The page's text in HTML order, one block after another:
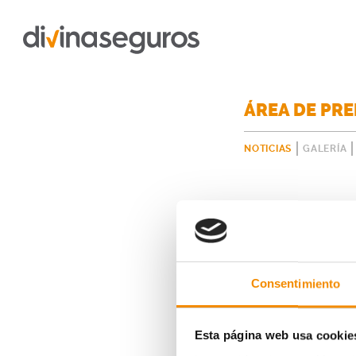
Consentimiento
Esta página web usa
ÁREA DE
NOTICIAS GALERÍA
23/11/2019, 18:00 h.